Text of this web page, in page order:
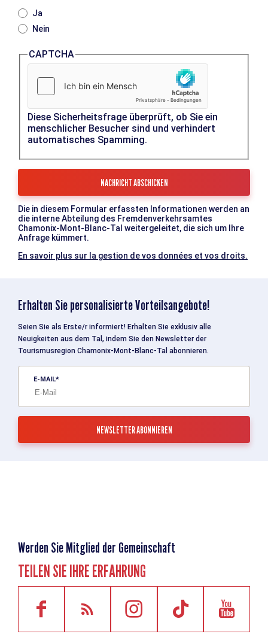
Ja
Nein
CAPTCHA
Diese Sicherheitsfrage überprüft, ob Sie ein
menschlicher Besucher sind und verhindert
automatisches Spamming.
Die in diesem Formular erfassten Informationen werden an
die interne Abteilung des Fremdenverkehrsamtes
Chamonix-Mont-Blanc-Tal weitergeleitet, die sich um Ihre
Anfrage kümmert.
En savoir plus sur la gestion de vos données et vos droits.
Erhalten Sie personalisierte Vorteilsangebote!
Seien Sie als Erste/r informiert! Erhalten Sie exklusiv alle
Neuigkeiten aus dem Tal, indem Sie den Newsletter der
Tourismusregion Chamonix-Mont-Blanc-Tal abonnieren.
E-MAIL
Werden Sie Mitglied der Gemeinschaft
TEILEN SIE IHRE ERFAHRUNG